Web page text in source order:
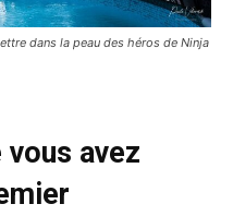
dans la peau des héros de Ninja
vous avez